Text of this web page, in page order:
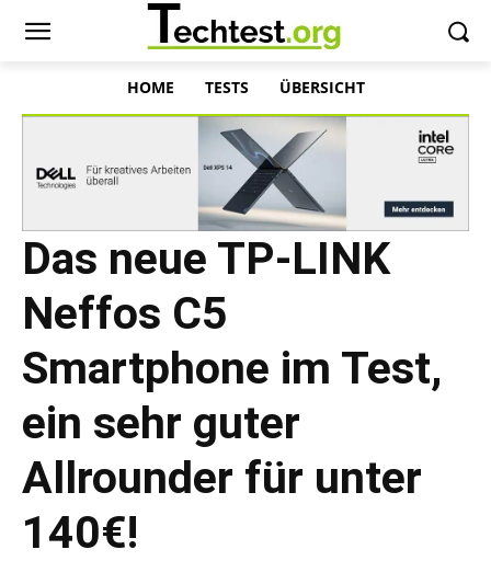
HOME TESTS ÜBERSICHT
Das neue TP-LINK
Neffos C5
Smartphone im Test,
ein sehr guter
Allrounder für unter
140€!